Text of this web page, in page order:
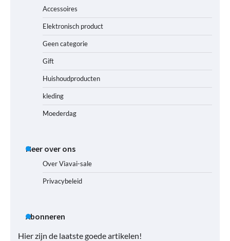
Accessoires
Elektronisch product
Geen categorie
Gift
Huishoudproducten
kleding
Moederdag
Meer over ons
Over Viavai-sale
Privacybeleid
Abonneren
Hier zijn de laatste goede artikelen!